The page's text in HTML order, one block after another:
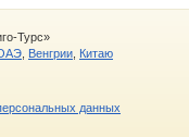
Турс»
Венгрии Китаю
данных